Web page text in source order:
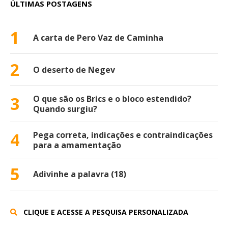
ÚLTIMAS POSTAGENS
1 A carta de Pero Vaz de Caminha
2 O deserto de Negev
3
O que são os Brics e o bloco estendido?
Quando surgiu?
4
Pega correta, indicações e contraindicações
para a amamentação
5 Adivinhe a palavra (18)
CLIQUE E ACESSE A PESQUISA PERSONALIZADA